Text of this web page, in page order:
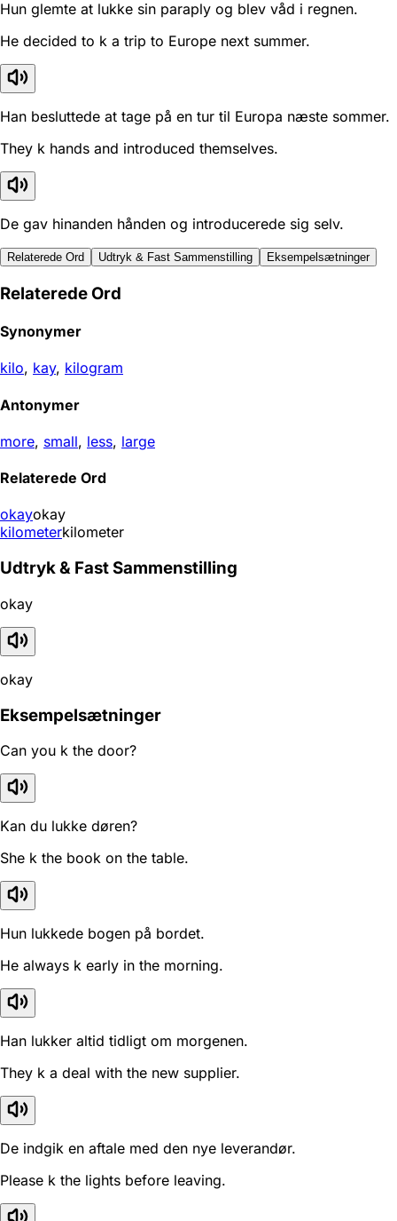
Hun glemte at lukke sin paraply og blev våd i regnen.
He decided to k a trip to Europe next summer.
Han besluttede at tage på en tur til Europa næste sommer.
They k hands and introduced themselves.
De gav hinanden hånden og introducerede sig selv.
Relaterede Ord Udtryk & Fast Sammenstilling Eksempelsætninger
Relaterede Ord
Synonymer
kilo, kay, kilogram
Antonymer
more, small, less, large
Relaterede Ord
okayokay
kilometerkilometer
Udtryk & Fast Sammenstilling
okay
okay
Eksempelsætninger
Can you k the door?
Kan du lukke døren?
She k the book on the table.
Hun lukkede bogen på bordet.
He always k early in the morning.
Han lukker altid tidligt om morgenen.
They k a deal with the new supplier.
De indgik en aftale med den nye leverandør.
Please k the lights before leaving.